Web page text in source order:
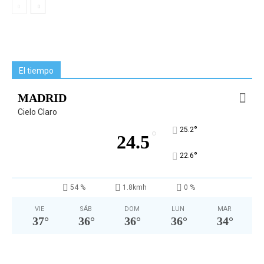
El tiempo
MADRID
Cielo Claro
24.5 ° 25.2°
22.6°
54 % 1.8kmh 0 %
VIE
37°
SÁB
36°
DOM
36°
LUN
36°
MAR
34°